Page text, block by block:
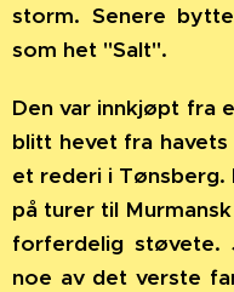
storm. Senere
som het "Salt".
Den var innkjøpt fra
blitt hevet fra
et rederi i Tønsberg.
på turer til
forferdelig
noe av det verste